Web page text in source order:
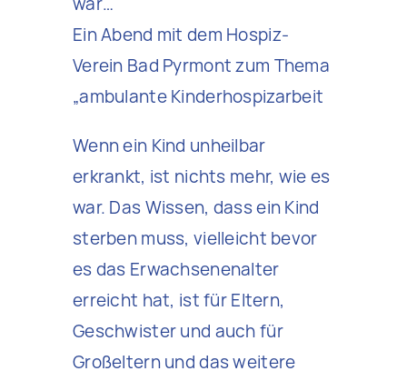
Ein Abend mit dem Hospiz-
Verein Bad Pyrmont zum Thema
„ambulante Kinderhospizarbeit
Wenn ein Kind unheilbar
erkrankt, ist nichts mehr, wie es
war. Das Wissen, dass ein Kind
sterben muss, vielleicht bevor
es das Erwachsenenalter
erreicht hat, ist für Eltern,
Geschwister und auch für
Großeltern und das weitere